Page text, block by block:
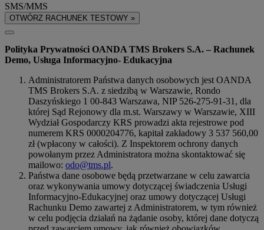
SMS/MMS
OTWÓRZ RACHUNEK TESTOWY »
Polityka Prywatności OANDA TMS Brokers S.A. – Rachunek
Demo, Usługa Informacyjno- Edukacyjna
Administratorem Państwa danych osobowych jest OANDA
TMS Brokers S.A. z siedzibą w Warszawie, Rondo
Daszyńskiego 1 00-843 Warszawa, NIP 526-275-91-31, dla
której Sąd Rejonowy dla m.st. Warszawy w Warszawie, XIII
Wydział Gospodarczy KRS prowadzi akta rejestrowe pod
numerem KRS 0000204776, kapitał zakładowy 3 537 560,00
zł (wpłacony w całości). Z Inspektorem ochrony danych
powołanym przez Administratora można skontaktować się
mailowo: odo@tms.pl.
Państwa dane osobowe będą przetwarzane w celu zawarcia
oraz wykonywania umowy dotyczącej świadczenia Usługi
Informacyjno-Edukacyjnej oraz umowy dotyczącej Usługi
Rachunku Demo zawartej z Administratorem, w tym również
w celu podjęcia działań na żądanie osoby, której dane dotyczą